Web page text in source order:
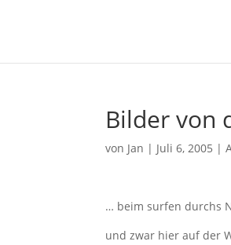
Bilder von
von Jan | Juli 6, 2005 |
… beim surfen durchs
und zwar hier auf der